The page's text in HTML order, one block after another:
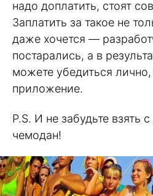
надо доплатить, стоят
Заплатить за такое не
даже хочется —
постарались, а в
можете убедиться лично,
приложение.
P.S. И не забудьте взять
чемодан!